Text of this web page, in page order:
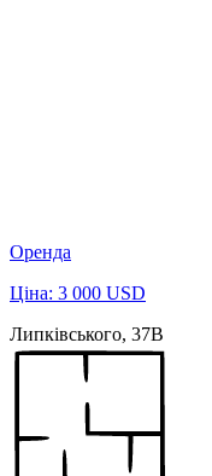
Оренда
Ціна: 3 000 USD
Липківського, 37В